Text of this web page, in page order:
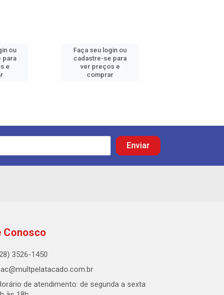
ou
para
e
Faça seu login ou
cadastre-se para
ver preços e
comprar
Conosco
3526-1450
de atendimento: de segunda a sexta